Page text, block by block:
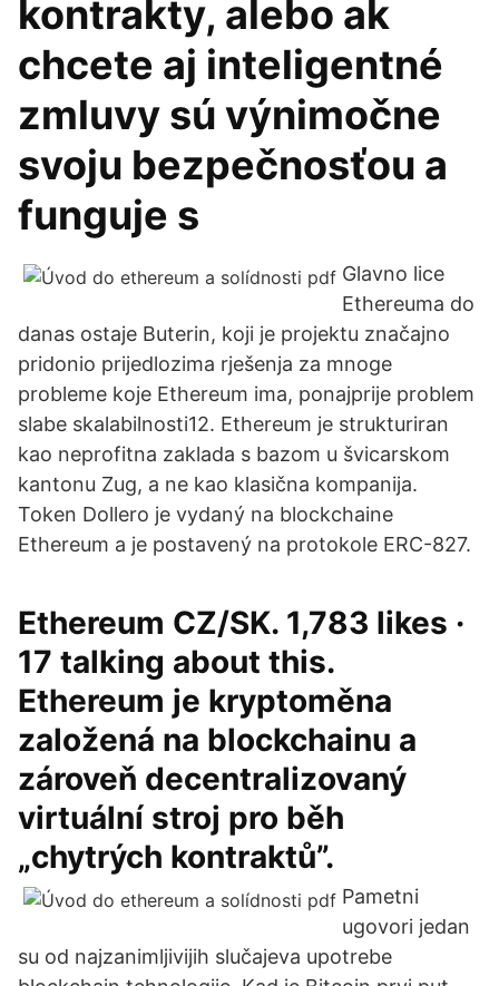
kontrakty, alebo ak
chcete aj inteligentné
zmluvy sú výnimočne
svoju bezpečnosťou a
funguje s
Glavno lice
Ethereuma do
danas ostaje Buterin, koji je projektu značajno
pridonio prijedlozima rješenja za mnoge
probleme koje Ethereum ima, ponajprije problem
slabe skalabilnosti12. Ethereum je strukturiran
kao neprofitna zaklada s bazom u švicarskom
kantonu Zug, a ne kao klasična kompanija.
Token Dollero je vydaný na blockchaine
Ethereum a je postavený na protokole ERC-827.
Ethereum CZ/SK. 1,783 likes ·
17 talking about this.
Ethereum je kryptoměna
založená na blockchainu a
zároveň decentralizovaný
virtuální stroj pro běh
„chytrých kontraktů”.
Pametni
ugovori jedan
su od najzanimljivijih slučajeva upotrebe